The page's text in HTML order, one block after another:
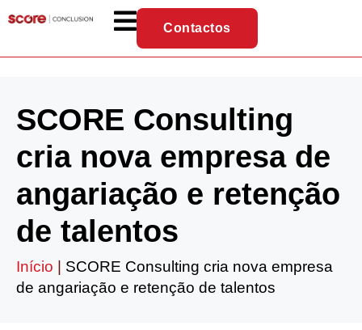
Contactos
SCORE Consulting
cria nova empresa de
angariação e retenção
de talentos
Início
SCORE Consulting cria nova empresa
de angariação e retenção de talentos